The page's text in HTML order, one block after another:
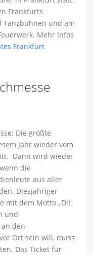
Frankfurts
Tanzbühnen und am
Mehr Infos
Frankfurt
Die größte
Jahr wieder vom
Dann wird wieder
die
aus aller
Diesjähriger
mit dem Motto „Dit
und
den
Ort sein will, muss
Das Ticket für